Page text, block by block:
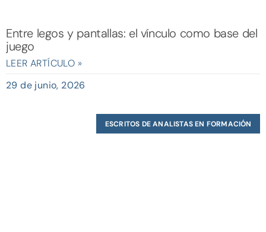
Entre legos y pantallas: el vínculo como base del
juego
LEER ARTÍCULO »
29 de junio, 2026
ESCRITOS DE ANALISTAS EN FORMACIÓN